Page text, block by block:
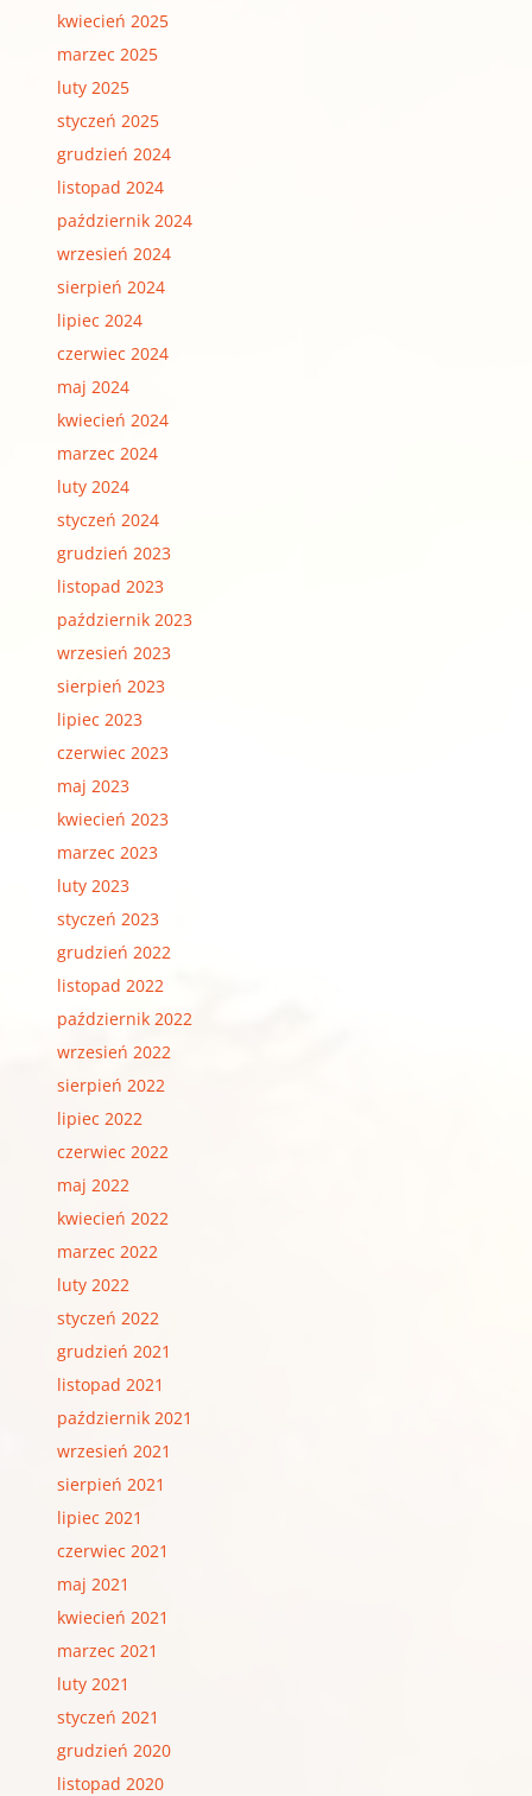
kwiecień 2025
marzec 2025
luty 2025
styczeń 2025
grudzień 2024
listopad 2024
październik 2024
wrzesień 2024
sierpień 2024
lipiec 2024
czerwiec 2024
maj 2024
kwiecień 2024
marzec 2024
luty 2024
styczeń 2024
grudzień 2023
listopad 2023
październik 2023
wrzesień 2023
sierpień 2023
lipiec 2023
czerwiec 2023
maj 2023
kwiecień 2023
marzec 2023
luty 2023
styczeń 2023
grudzień 2022
listopad 2022
październik 2022
wrzesień 2022
sierpień 2022
lipiec 2022
czerwiec 2022
maj 2022
kwiecień 2022
marzec 2022
luty 2022
styczeń 2022
grudzień 2021
listopad 2021
październik 2021
wrzesień 2021
sierpień 2021
lipiec 2021
czerwiec 2021
maj 2021
kwiecień 2021
marzec 2021
luty 2021
styczeń 2021
grudzień 2020
listopad 2020